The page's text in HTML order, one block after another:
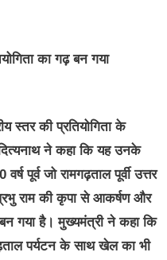
का गढ़ बन गया
स्तर की प्रतियोगिता के
ने कहा कि यह उनके
पूर्व जो रामगढ़ताल पूर्वी उत्तर
राम की कृपा से आकर्षण और
गया है। मुख्यमंत्री ने कहा कि
पर्यटन के साथ खेल का भी